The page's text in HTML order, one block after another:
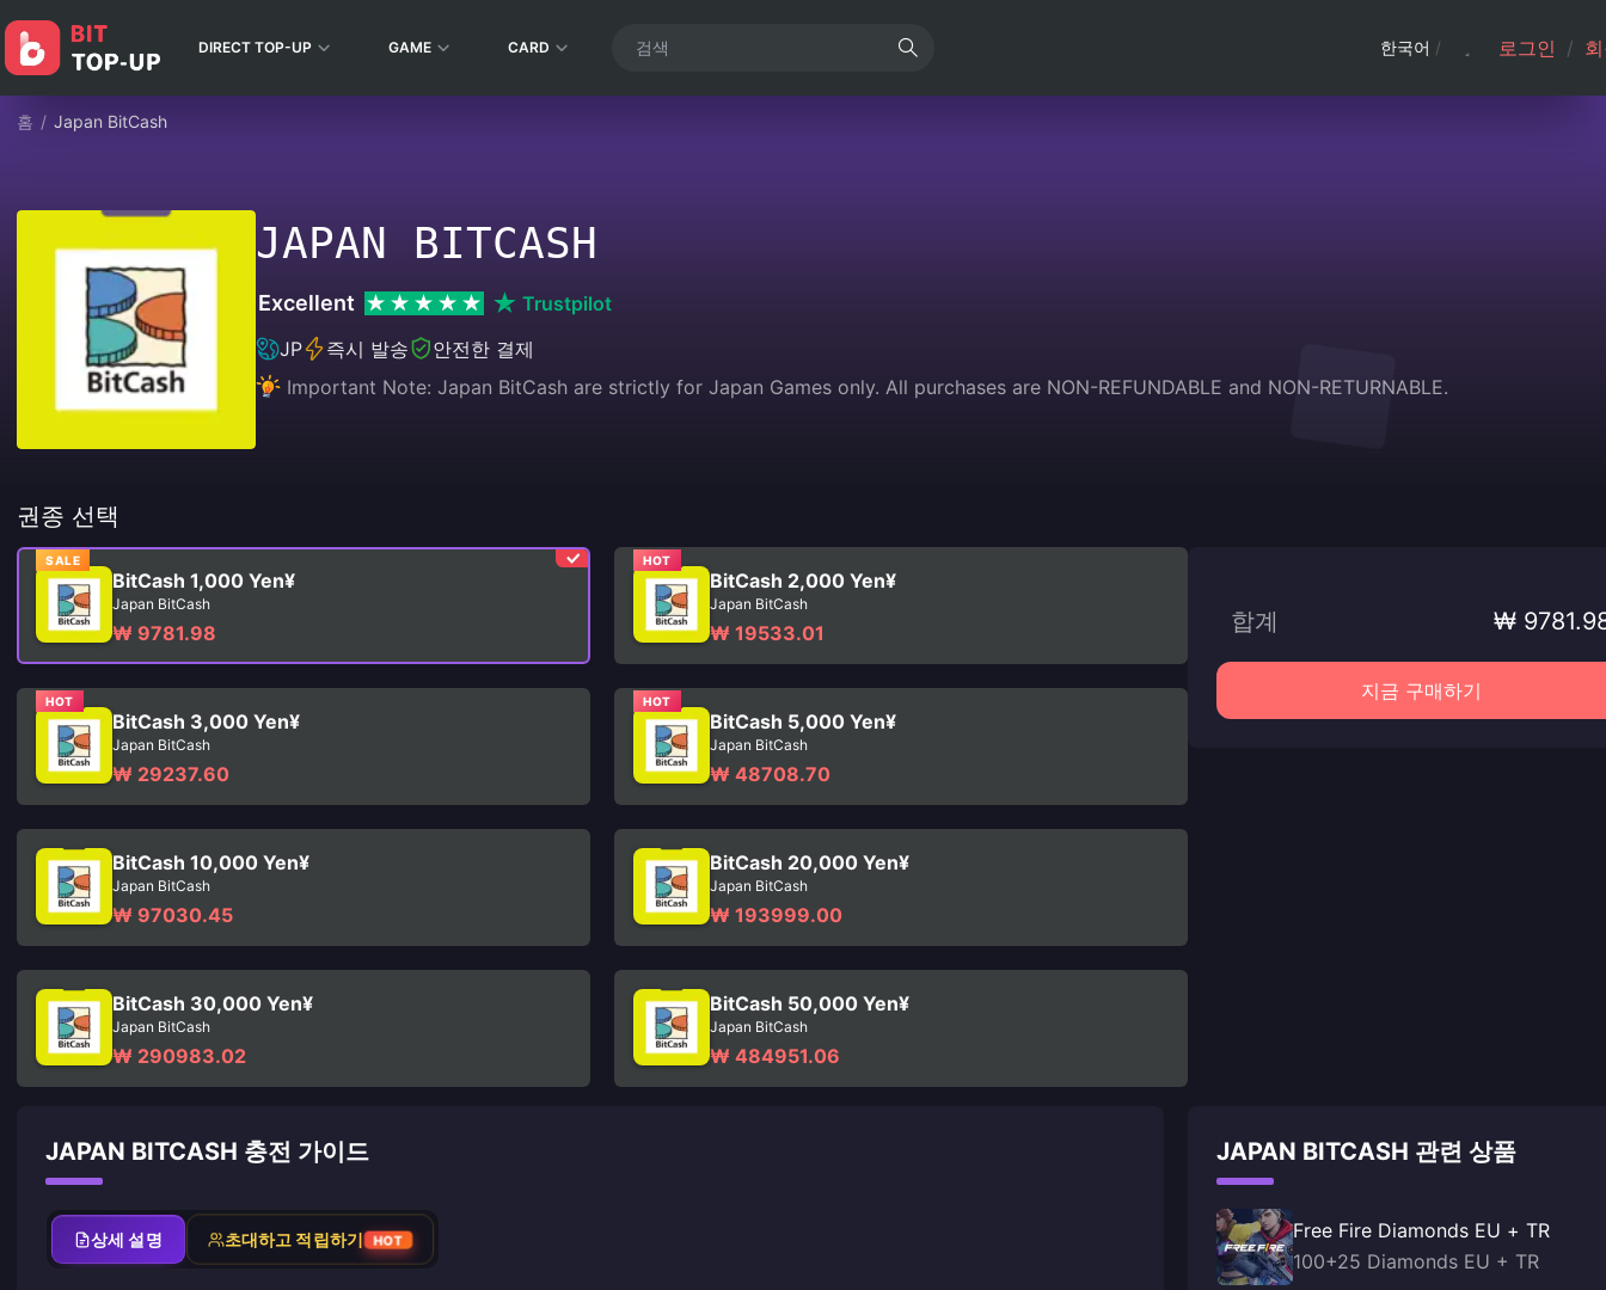
DIRECT TOP-UP GAME CARD 한국어 / 로그인 /
홈 / Japan BitCash
JAPAN BITCASH
Excellent
Trustpilot
JP
즉시 발송
안전한 결제
Important Note: Japan BitCash are strictly for Japan Games only. All purchases are NON-REFUNDABLE and NON-RETURNABLE.
권종 선택
SALE
BitCash 1,000 Yen¥
Japan BitCash
₩ 9781.98
HOT
BitCash 2,000 Yen¥
Japan BitCash
₩ 19533.01
HOT
BitCash 3,000 Yen¥
Japan BitCash
₩ 29237.60
HOT
BitCash 5,000 Yen¥
Japan BitCash
₩ 48708.70
BitCash 10,000 Yen¥
Japan BitCash
₩ 97030.45
BitCash 20,000 Yen¥
Japan BitCash
₩ 193999.00
BitCash 30,000 Yen¥
Japan BitCash
₩ 290983.02
BitCash 50,000 Yen¥
Japan BitCash
₩ 484951.06
합계 ₩
지금 구매하기
JAPAN BITCASH 충전 가이드
상세 설명 초대하고 적립하기 HOT
JAPAN BITCASH 관련 상품
Free Fire Diamonds EU + TR
100+25 Diamonds EU + TR